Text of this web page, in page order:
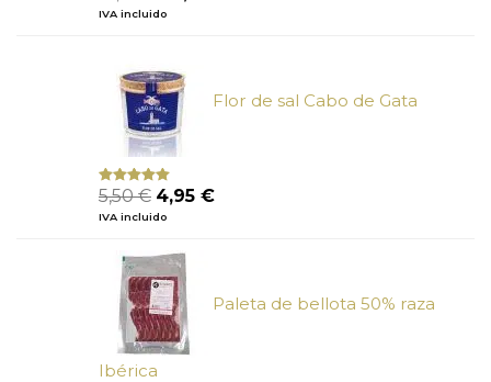
precio
19,38 €.
IVA incluido
Flor de sal Cabo de Gata
Valorado
con
de
5
5,50€ El
precio
era:
5,50 €.
4,95 €El
IVA incluido
Paleta de bellota 50% raza
Ibérica